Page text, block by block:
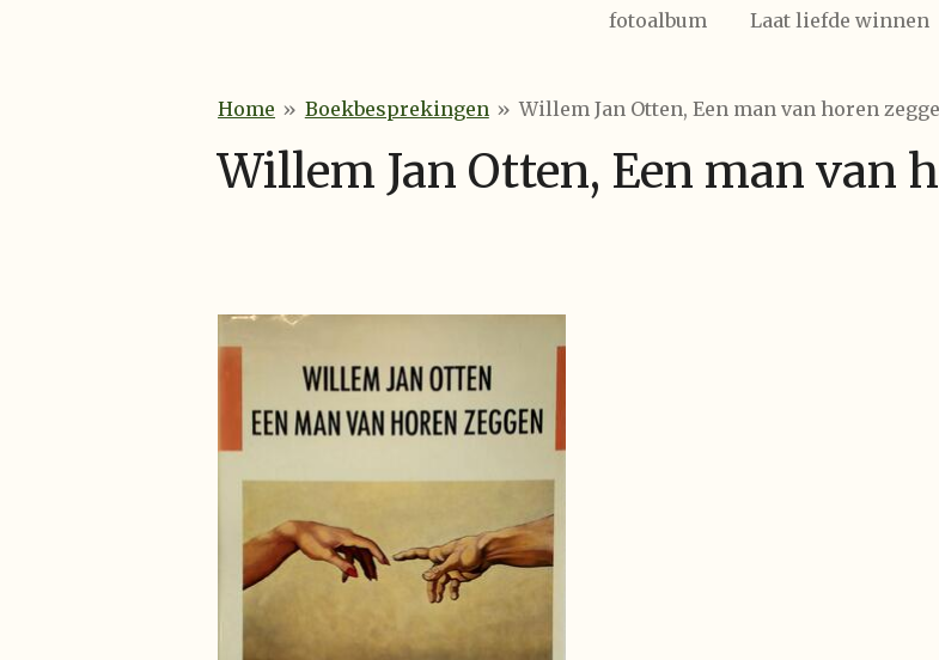
fotoalbum Laat liefde winnen
Home » Boekbesprekingen » Willem Jan Otten, Een man van horen
Willem Jan Otten, Een man van